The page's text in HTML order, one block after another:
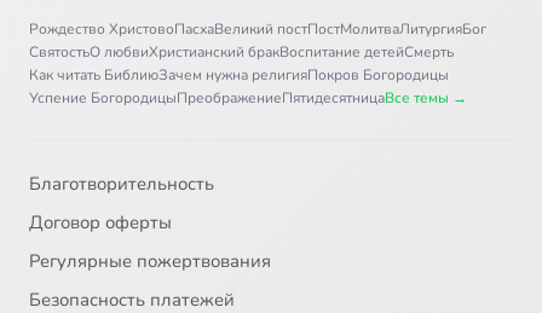
Рождество ХристовоПасхаВеликий постПостМолитваЛитургияБог
СвятостьО любвиХристианский бракВоспитание детейСмерть
Как читать БиблиюЗачем нужна религияПокров Богородицы
Успение БогородицыПреображениеПятидесятницаВсе темы →
Благотворительность
Договор оферты
Регулярные пожертвования
Безопасность платежей